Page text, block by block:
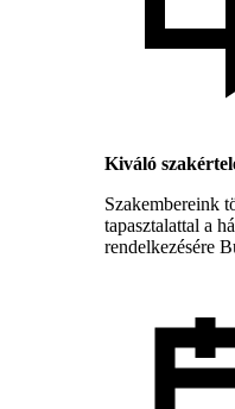
Kiváló
Szakembereink
tapasztalattal a
rendelkezésére